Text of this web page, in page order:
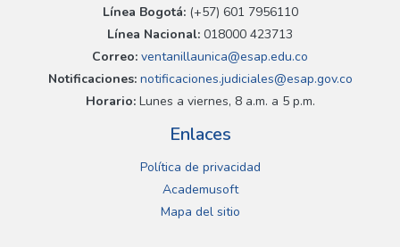
Línea Bogotá:(+57) 601 7956110
Línea Nacional: 018000 423713
Correo: ventanillaunica@esap.edu.co
Notificaciones:notificaciones.judiciales@esap.gov.co
Horario:Lunes a viernes, 8 a.m. a 5 p.m.
Enlaces
Política de privacidad
Academusoft
Mapa del sitio